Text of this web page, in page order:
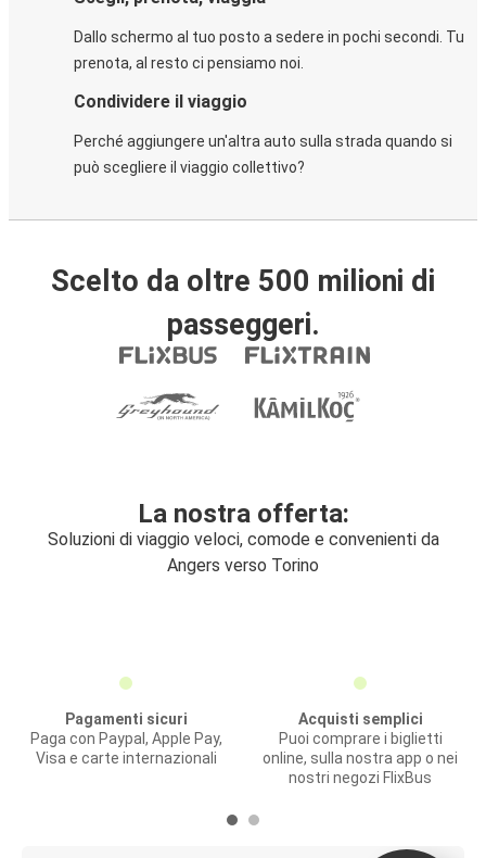
Dallo schermo al tuo posto a sedere in pochi secondi. Tu
prenota, al resto ci pensiamo noi.
Condividere il viaggio
Perché aggiungere un'altra auto sulla strada quando si
può scegliere il viaggio collettivo?
Scelto da oltre 500 milioni di
passeggeri.
La nostra offerta:
Soluzioni di viaggio veloci, comode e convenienti da
Angers verso Torino
Pagamenti sicuri
Paga con Paypal, Apple Pay,
Visa e carte internazionali
Acquisti semplici
Puoi comprare i biglietti
online, sulla nostra app o nei
nostri negozi FlixBus